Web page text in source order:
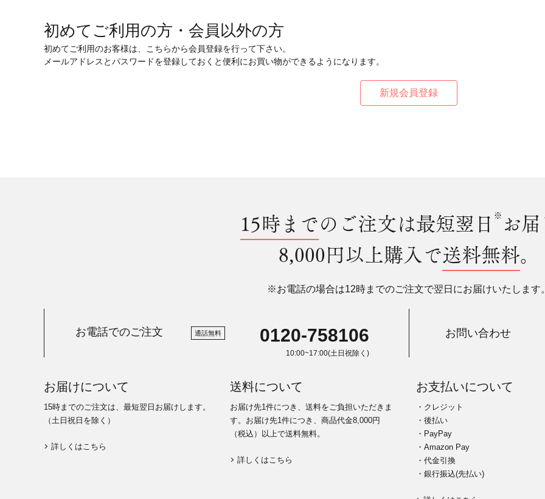
初めてご利用の方・会員以外の方
初めてご利用のお客様は、こちらから会員登録を行って下さい。
メールアドレスとパスワードを登録しておくと便利にお買い物ができるようになります。
15時までのご注文は最短翌日 ※ お
8,000円以上購入で送料無料。
※お電話の場合は12時までのご注文で翌日にお届けいたします
お電話でのご注文 通話無料 0120-758106
10:00~17:00(土日祝除く)
お問い合わせ
お届けについて
15時までのご注文は、最短翌日お届けします。
（土日祝日を除く）
詳しくはこちら
送料について
お届け先1件につき、送料をご負担いただきま
す。お届け先1件につき、商品代金8,000円
（税込）以上で送料無料。
詳しくはこちら
お支払いについて
・クレジット
・後払い
・PayPay
・Amazon Pay
・代金引換
・銀行振込(先払い)